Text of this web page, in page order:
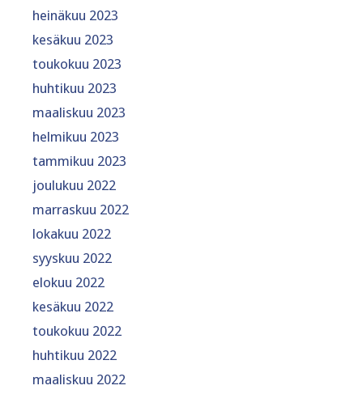
heinäkuu 2023
kesäkuu 2023
toukokuu 2023
huhtikuu 2023
maaliskuu 2023
helmikuu 2023
tammikuu 2023
joulukuu 2022
marraskuu 2022
lokakuu 2022
syyskuu 2022
elokuu 2022
kesäkuu 2022
toukokuu 2022
huhtikuu 2022
maaliskuu 2022